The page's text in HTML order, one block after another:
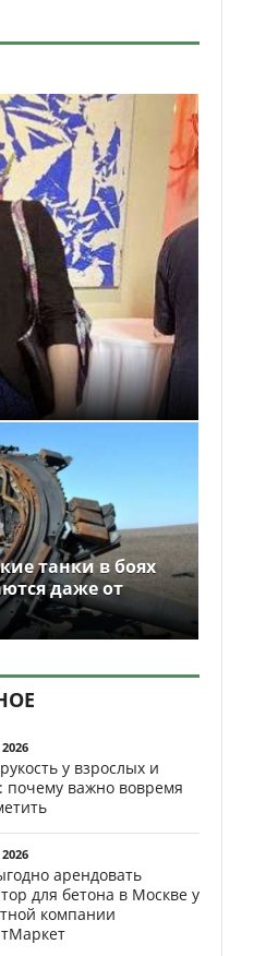
танки в боях
даже от
у взрослых и
почему важно вовремя
арендовать
для бетона в Москве у
компании